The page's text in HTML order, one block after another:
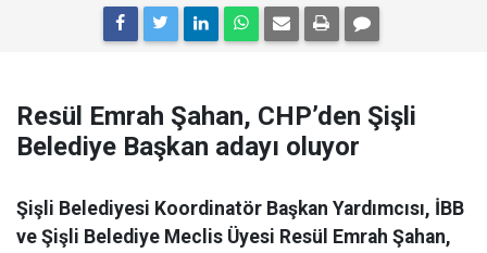
Resül Emrah Şahan, CHP’den Şişli
Belediye Başkan adayı oluyor
Şişli Belediyesi Koordinatör Başkan Yardımcısı, İBB
ve Şişli Belediye Meclis Üyesi Resül Emrah Şahan,